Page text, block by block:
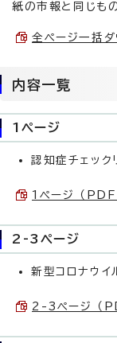
紙の市報と同じも
全ページ一括
内容一覧
1ページ
認知症チェック
1ページ （
2-3ページ
新型コロナウイ
2-3ページ （